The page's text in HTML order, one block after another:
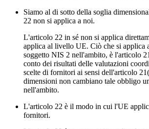
Siamo al di sotto della soglia
22 non si applica a noi.
L'articolo 22 in sé non si applica
applica al livello UE. Ciò che si applica
soggetto NIS 2 nell'ambito, è l'articolo
conto dei risultati delle valutazioni
scelte di fornitori ai sensi dell'articolo
dimensioni non cambiano tale obbligo
nell'ambito.
L'articolo 22 è il modo in cui l'UE
fornitori.